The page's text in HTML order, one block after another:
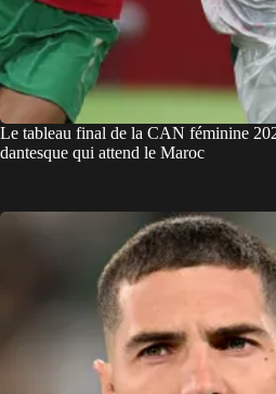
Le tableau final de la CAN féminine
dantesque qui attend le Maroc